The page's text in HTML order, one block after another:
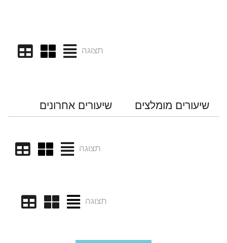
תצוגה
שיעורים מומלצים שיעורים אחרונים
תצוגה
תצוגה